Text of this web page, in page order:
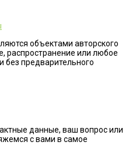
объектами авторского
распространение или любое
предварительного
данные, ваш вопрос или
с вами в самое